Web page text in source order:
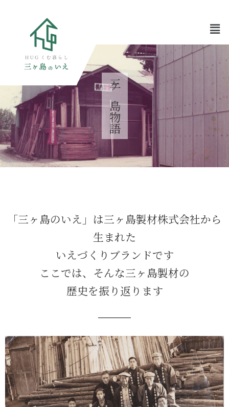
三ケ島物語
「三ヶ島のいえ」は三ヶ島製材株式会社から
生まれた
いえづくりブランドです
ここでは、そんな三ヶ島製材の
歴史を振り返ります